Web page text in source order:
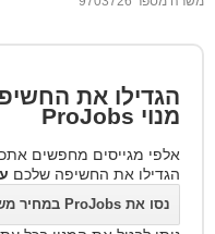
הגדילו את
מנוי ProJobs
אלפי מגייסים מחפשים
הגדילו את החשיפה שלכם
נסו את ProJobs במחיר משתלם